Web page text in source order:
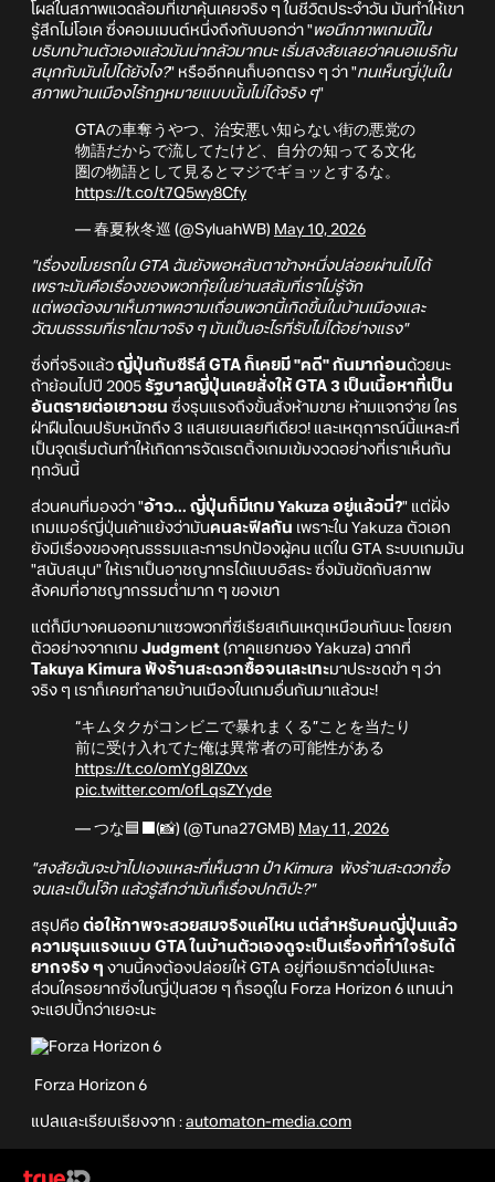
โผล่ในสภาพแวดล้อมที่เขาคุ้นเคยจริง ๆ ในชีวิตประจำวัน มันทำให้เขา
รู้สึกไม่โอเค ซึ่งคอมเมนต์หนึ่งถึงกับบอกว่า "พอนึกภาพเกมนี้ใน
บริบทบ้านตัวเองแล้วมันน่ากลัวมากนะ เริ่มสงสัยเลยว่าคนอเมริกัน
สนุกกับมันไปได้ยังไง?" หรืออีกคนก็บอกตรง ๆ ว่า "ทนเห็นญี่ปุ่นใน
สภาพบ้านเมืองไร้กฎหมายแบบนั้นไม่ได้จริง ๆ"
GTAの車奪うやつ、治安悪い知らない街の悪党の
物語だからで流してたけど、自分の知ってる文化
圏の物語として見るとマジでギョッとするな。
https://t.co/t7Q5wy8Cfy
— 春夏秋冬巡 (@SyluahWB) May 10, 2026
"เรื่องขโมยรถใน GTA ฉันยังพอหลับตาข้างหนึ่งปล่อยผ่านไปได้
เพราะมันคือเรื่องของพวกกุ๊ยในย่านสลัมที่เราไม่รู้จัก
แต่พอต้องมาเห็นภาพความเถื่อนพวกนี้เกิดขึ้นในบ้านเมืองและ
วัฒนธรรมที่เราโตมาจริง ๆ มันเป็นอะไรที่รับไม่ได้อย่างแรง"
ซึ่งที่จริงแล้ว ญี่ปุ่นกับซีรีส์ GTA ก็เคยมี "คดี" กันมาก่อนด้วยนะ
ถ้าย้อนไปปี 2005 รัฐบาลญี่ปุ่นเคยสั่งให้ GTA 3 เป็นเนื้อหาที่เป็น
อันตรายต่อเยาวชน ซึ่งรุนแรงถึงขั้นสั่งห้ามขาย ห้ามแจกจ่าย ใคร
ฝ่าฝืนโดนปรับหนักถึง 3 แสนเยนเลยทีเดียว! และเหตุการณ์นี้แหละที่
เป็นจุดเริ่มต้นทำให้เกิดการจัดเรตติ้งเกมเข้มงวดอย่างที่เราเห็นกัน
ทุกวันนี้
ส่วนคนที่มองว่า "อ้าว... ญี่ปุ่นก็มีเกม Yakuza อยู่แล้วนี่?" แต่ฝั่ง
เกมเมอร์ญี่ปุ่นเค้าแย้งว่ามันคนละฟีลกัน เพราะใน Yakuza ตัวเอก
ยังมีเรื่องของคุณธรรมและการปกป้องผู้คน แต่ใน GTA ระบบเกมมัน
"สนับสนุน" ให้เราเป็นอาชญากรได้แบบอิสระ ซึ่งมันขัดกับสภาพ
สังคมที่อาชญากรรมต่ำมาก ๆ ของเขา
แต่ก็มีบางคนออกมาแซวพวกที่ซีเรียสเกินเหตุเหมือนกันนะ โดยยก
ตัวอย่างจากเกม Judgment (ภาคแยกของ Yakuza) ฉากที่
Takuya Kimura พังร้านสะดวกซื้อจนเละเทะมาประชดขำ ๆ ว่า
จริง ๆ เราก็เคยทำลายบ้านเมืองในเกมอื่นกันมาแล้วนะ!
“キムタクがコンビニで暴れまくる”ことを当たり
前に受け入れてた俺は異常者の可能性がある
https://t.co/omYg8IZ0vx
pic.twitter.com/ofLqsZYyde
— つな🟦⬛️(📸) (@Tuna27GMB) May 11, 2026
"สงสัยฉันจะบ้าไปเองแหละที่เห็นฉาก ป๋า Kimura พังร้านสะดวกซื้อ
จนเละเป็นโจ๊ก แล้วรู้สึกว่ามันก็เรื่องปกติป่ะ?"
สรุปคือ ต่อให้ภาพจะสวยสมจริงแค่ไหน แต่สำหรับคนญี่ปุ่นแล้ว
ความรุนแรงแบบ GTA ในบ้านตัวเองดูจะเป็นเรื่องที่ทำใจรับได้
ยากจริง ๆ งานนี้คงต้องปล่อยให้ GTA อยู่ที่อเมริกาต่อไปแหละ
ส่วนใครอยากซิ่งในญี่ปุ่นสวย ๆ ก็รอดูใน Forza Horizon 6 แทนน่า
จะแฮปปี้กว่าเยอะนะ
Forza Horizon 6
แปลและเรียบเรียงจาก : automaton-media.com